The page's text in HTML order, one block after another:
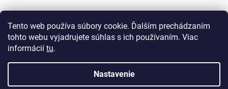
Tento web používa súbory cookie. Ďalším prechádzaním
tohto webu vyjadrujete súhlas s ich používaním. Viac
informácií tu.
Nastavenie